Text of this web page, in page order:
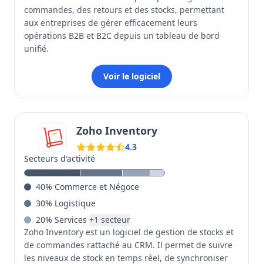
commandes, des retours et des stocks, permettant
aux entreprises de gérer efficacement leurs
opérations B2B et B2C depuis un tableau de bord
unifié.
Voir le logiciel
Zoho Inventory
4.3
Secteurs d'activité
40% Commerce et Négoce
30% Logistique
20% Services +1 secteur
Zoho Inventory est un logiciel de gestion de stocks et
de commandes rattaché au CRM. Il permet de suivre
les niveaux de stock en temps réel, de synchroniser